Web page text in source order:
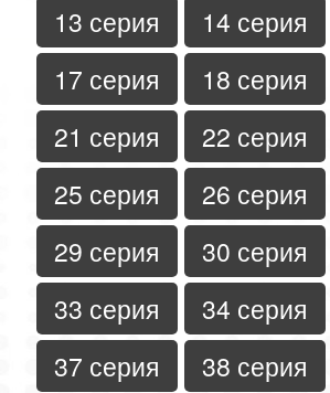
13 серия
14 серия
17 серия
18 серия
21 серия
22 серия
25 серия
26 серия
29 серия
30 серия
33 серия
34 серия
37 серия
38 серия